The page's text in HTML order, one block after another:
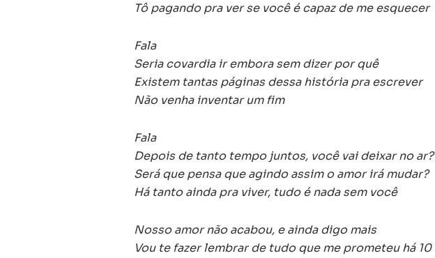
Tô pagando pra ver se você é capaz de me esquecer
Fala
Seria covardia ir embora sem dizer por quê
Existem tantas páginas dessa história pra escrever
Não venha inventar um fim
Fala
Depois de tanto tempo juntos, você vai deixar no ar?
Será que pensa que agindo assim o amor irá mudar?
Há tanto ainda pra viver, tudo é nada sem você
Nosso amor não acabou, e ainda digo mais
Vou te fazer lembrar de tudo que me prometeu há 10